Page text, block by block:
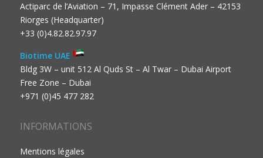
Actiparc de l’Aviation – 71, Impasse Clément Ader – 42153
Riorges (Headquarter)
+33 (0)4.82.82.97.97
Biotime UAE
Bldg 3W – unit 512 Al Quds St – Al Twar – Dubai Airport
Free Zone – Dubai
+971 (0)45 477 282
INFORMATIONS
Mentions légales